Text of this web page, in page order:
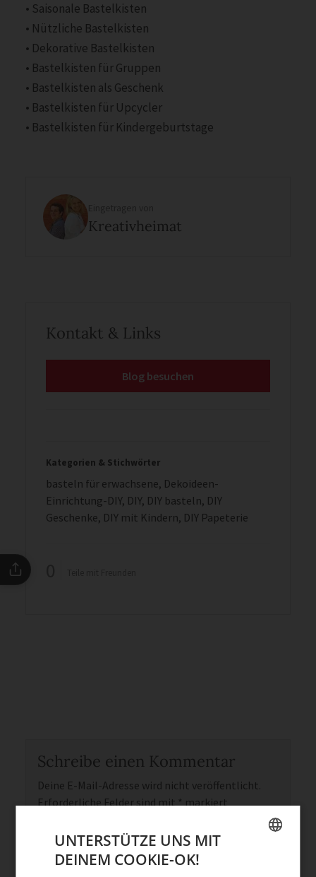
• Saisonale Bastelkisten
• Nützliche Bastelkisten
• Dekorative Bastelkisten
• Bastelkisten für Gruppen
• Bastelkisten als Geschenk
• Bastelkisten für Upcycler
• Bastelkisten für Kindergeburtstage
Kreativheimat
Kontakt & Links
Blog besuchen
Kategorien & Stichwörter
basteln für erwachsene, Dekoideen-
Einrichtung-DIY, DIY, DIY basteln, DIY
Geschenke, DIY mit Kindern, DIY Papeterie
Schreibe einen Kommentar
Deine E-Mail-Adresse wird nicht veröffentlicht.
Erforderliche Felder sind mit*markiert
UNTERSTÜTZE UNS MIT
DEINEM COOKIE-OK!